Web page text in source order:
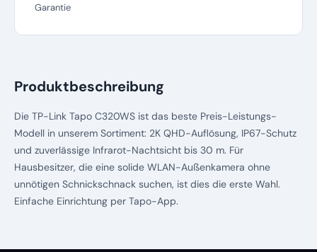
Garantie
Produktbeschreibung
Die TP-Link Tapo C320WS ist das beste Preis-Leistungs-
Modell in unserem Sortiment: 2K QHD-Auflösung, IP67-Schutz
und zuverlässige Infrarot-Nachtsicht bis 30 m. Für
Hausbesitzer, die eine solide WLAN-Außenkamera ohne
unnötigen Schnickschnack suchen, ist dies die erste Wahl.
Einfache Einrichtung per Tapo-App.